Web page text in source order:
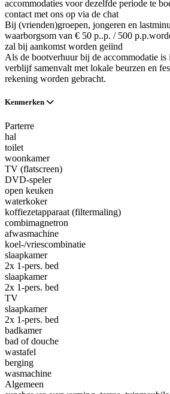
accommodaties voor dezelfde periode te
contact met ons op via de chat
Bij (vrienden)groepen, jongeren en
waarborgsom van € 50 p..p. / 500
zal bij aankomst worden geiïnd
Als de bootverhuur bij de accommodatie is
verblijf samenvalt met lokale beurzen en
rekening worden gebracht.
Kenmerken
Parterre
hal
toilet
woonkamer
TV (flatscreen)
DVD-speler
open keuken
waterkoker
koffiezetapparaat (filtermaling)
combimagnetron
afwasmachine
koel-/vriescombinatie
slaapkamer
2x 1-pers. bed
slaapkamer
2x 1-pers. bed
TV
slaapkamer
2x 1-pers. bed
badkamer
bad of douche
wastafel
berging
wasmachine
Algemeen